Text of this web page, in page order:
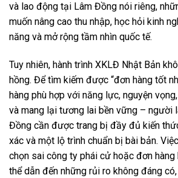
và lao động tại Lâm Đồng nói riêng,
muốn nâng cao thu nhập, học hỏi kinh
năng và mở rộng tầm nhìn quốc tế.
Tuy nhiên, hành trình XKLĐ Nhật Bản
hồng. Để tìm kiếm được “đơn hàng tốt
hàng phù hợp với năng lực, nguyện
và mang lại tương lai bền vững – người
Đồng cần được trang bị đầy đủ kiến
xác và một lộ trình chuẩn bị bài bản.
chọn sai công ty phái cử hoặc đơn hàng
thể dẫn đến những rủi ro không đáng